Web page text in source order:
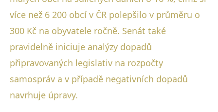
více než 6 200 obcí v ČR polepšilo v průměru o
300 Kč na obyvatele ročně. Senát také
pravidelně iniciuje analýzy dopadů
připravovaných legislativ na rozpočty
samospráv a v případě negativních dopadů
navrhuje úpravy.